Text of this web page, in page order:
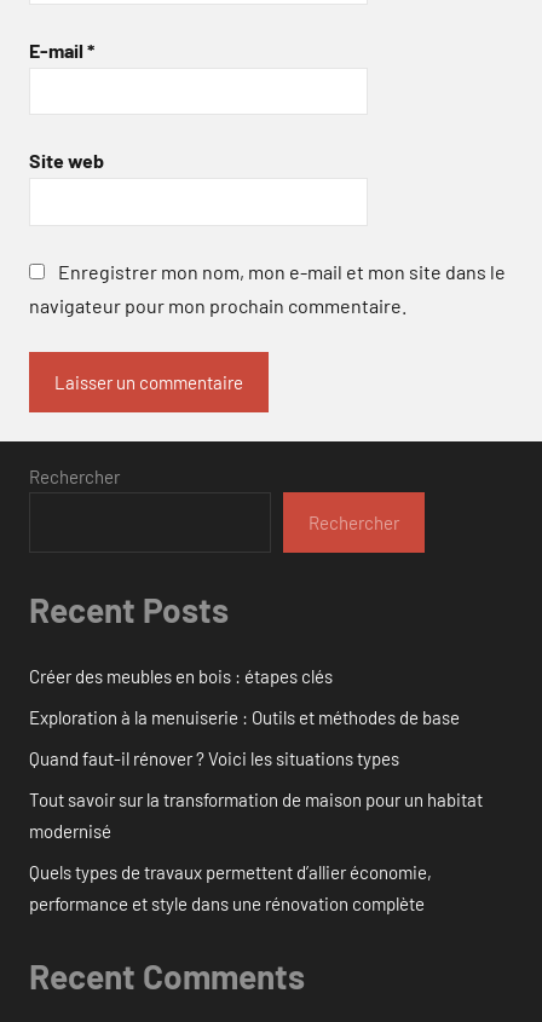
E-mail *
Site web
Enregistrer mon nom, mon e-mail et mon site dans le
navigateur pour mon prochain commentaire.
Rechercher
Rechercher
Recent Posts
Créer des meubles en bois : étapes clés
Exploration à la menuiserie : Outils et méthodes de base
Quand faut-il rénover ? Voici les situations types
Tout savoir sur la transformation de maison pour un habitat
modernisé
Quels types de travaux permettent d’allier économie,
performance et style dans une rénovation complète
Recent Comments